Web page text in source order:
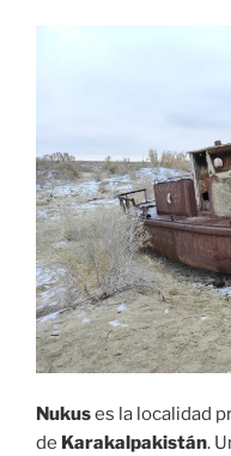
Nukuses la localidad
de Karakalpakistán.